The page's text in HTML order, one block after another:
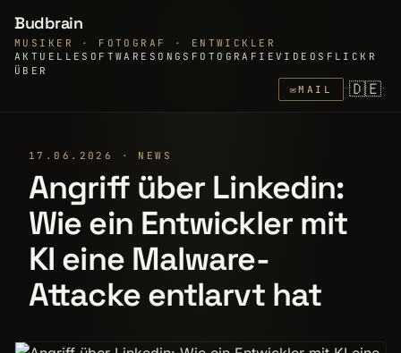
Budbrain
MUSIKER · FOTOGRAF · ENTWICKLER
AKTUELLE SOFTWARE SONGS FOTOGRAFIEVIDEOS FLICKR
ÜBER
✉MAIL 🇩🇪
17.06.2026 · NEWS
Angriff über Linkedin:
Wie ein Entwickler mit
KI eine Malware-
Attacke entlarvt hat